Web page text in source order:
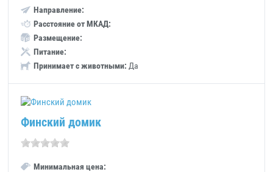
Направление:
Расстояние от МКАД:
Размещение:
Питание:
Принимает с животными: Да
Финский домик
Минимальная цена: